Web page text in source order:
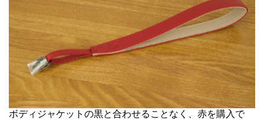
ボディジャケットの黒と合わせることなく、赤を購入で